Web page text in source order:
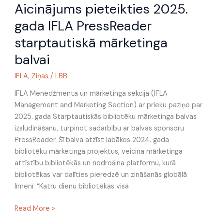
Aicinājums pieteikties 2025.
gada IFLA PressReader
starptautiskā mārketinga
balvai
IFLA, Ziņas / LBB
IFLA Menedžmenta un mārketinga sekcija (IFLA
Management and Marketing Section) ar prieku paziņo par
2025. gada Starptautiskās bibliotēku mārketinga balvas
izsludināšanu, turpinot sadarbību ar balvas sponsoru
PressReader. Šī balva atzīst labākos 2024. gada
bibliotēku mārketinga projektus, veicina mārketinga
attīstību bibliotēkās un nodrošina platformu, kurā
bibliotēkas var dalīties pieredzē un zināšanās globālā
līmenī. “Katru dienu bibliotēkas visā
pieteikties
gada
IFLA
PressReader
starptautiskā
mārketinga
Read More »